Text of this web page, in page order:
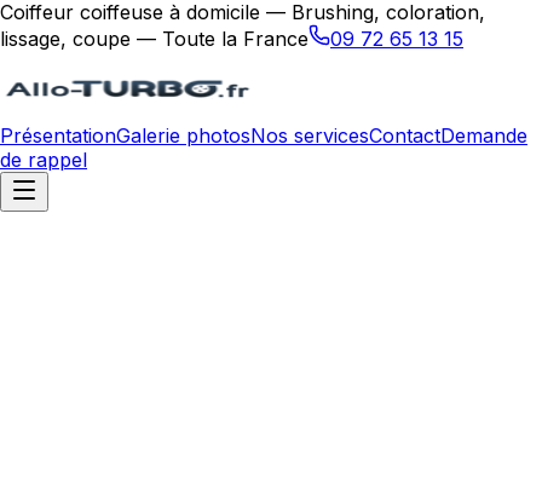
Coiffeur coiffeuse à domicile — Brushing, coloration,
lissage, coupe — Toute la France
09 72 65 13 15
PrésentationGalerie photosNos servicesContactDemande
de rappel